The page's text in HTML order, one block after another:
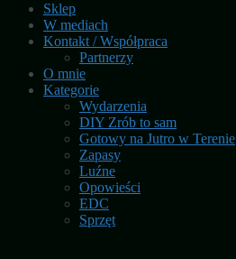
Sklep
W mediach
Kontakt / Współpraca
Partnerzy
O mnie
Kategorie
Wydarzenia
DIY Zrób to sam
Gotowy na Jutro w Terenie
Zapasy
Luźne
Opowieści
EDC
Sprzęt